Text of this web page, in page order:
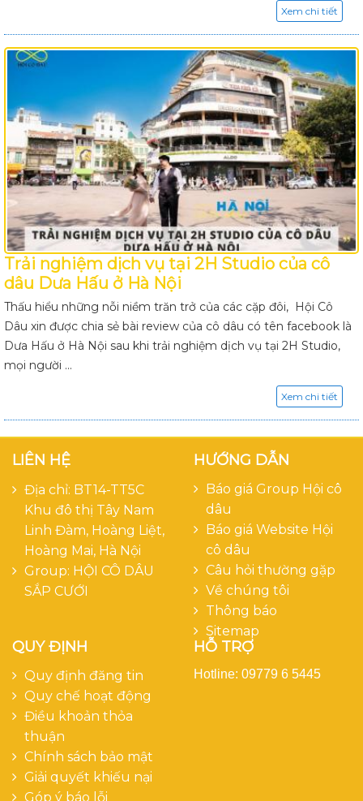
Xem chi tiết
Trải nghiệm dịch vụ tại 2H Studio của cô
dâu Dưa Hấu ở Hà Nội
Thấu hiểu những nỗi niềm trăn trở của các cặp đôi, Hội Cô
Dâu xin được chia sẻ bài review của cô dâu có tên facebook là
Dưa Hấu ở Hà Nội sau khi trải nghiệm dịch vụ tại 2H Studio,
mọi người ...
Xem chi tiết
LIÊN HỆ
Địa chỉ: BT14-TT5C
Khu đô thị Tây Nam
Linh Đàm, Hoàng Liệt,
Hoàng Mai, Hà Nội
Group: HỘI CÔ DÂU
SẮP CƯỚI
HƯỚNG DẪN
Báo giá Group Hội cô
dâu
Báo giá Website Hội
cô dâu
Câu hỏi thường gặp
Về chúng tôi
Thông báo
Sitemap
QUY ĐỊNH
Quy định đăng tin
Quy chế hoạt động
Điều khoản thỏa
thuận
Chính sách bảo mật
Giải quyết khiếu nại
Góp ý báo lỗi
HỖ TRỢ
Hotline: 09779 6 5445